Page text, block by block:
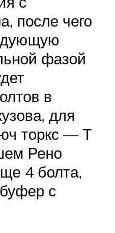
после чего
фазой
в
для
торкс — Т
Рено
4 болта,
с